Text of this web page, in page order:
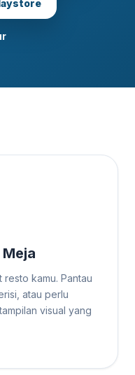
kamu. Pantau
atau perlu
visual yang